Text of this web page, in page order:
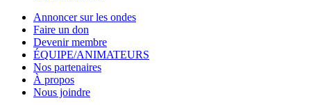
Annoncer sur les ondes
Faire un don
Devenir membre
ÉQUIPE/ANIMATEURS
Nos partenaires
À propos
Nous joindre